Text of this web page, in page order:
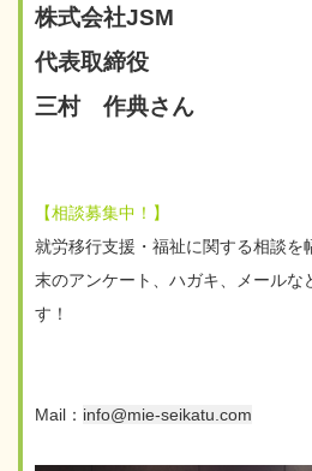
株式会社JSM
代表取締役
三村 作典さん
【相談募集中！】
就労移行支援・福祉に関する相談を
末のアンケート、ハガキ、メールな
す！
Mail： info@mie-seikatu.com